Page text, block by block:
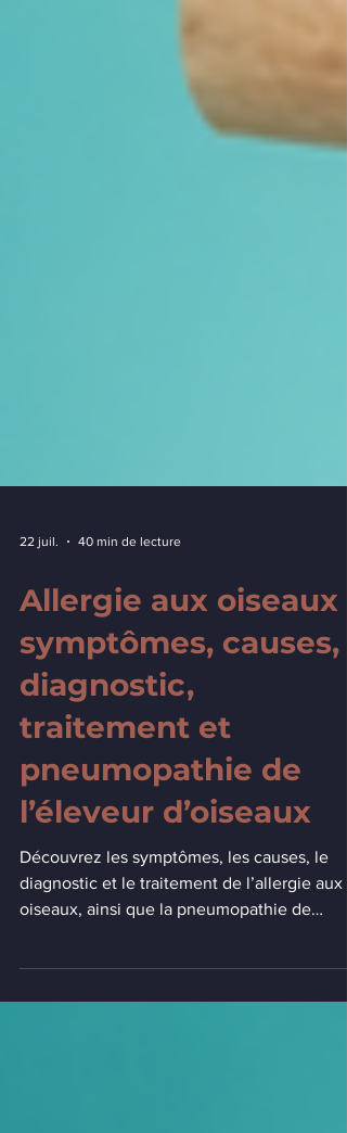
22 juil. 40 min de lecture
Allergie aux oiseaux :
symptômes, causes,
diagnostic,
traitement et
pneumopathie de
l’éleveur d’oiseaux
Découvrez les symptômes, les causes, le